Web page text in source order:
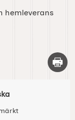
hemleverans
Skriv